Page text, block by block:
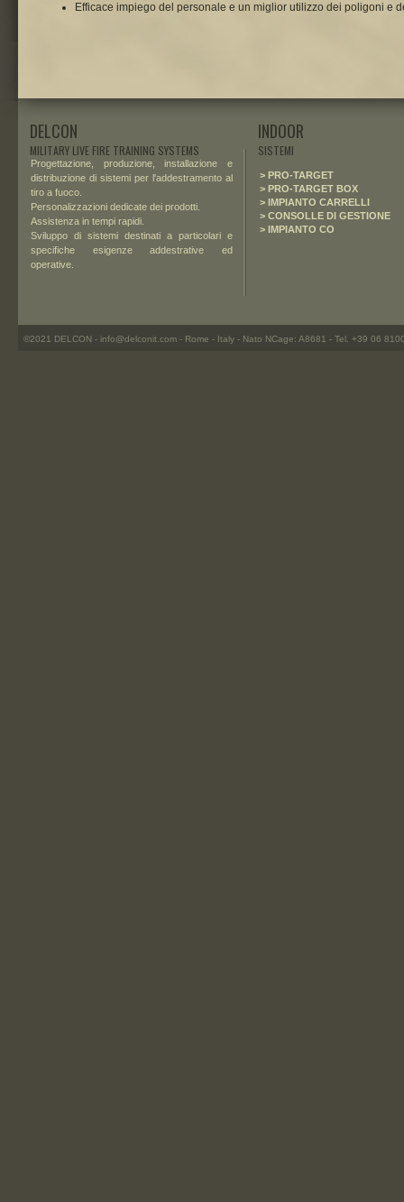
Efficace impiego del personale e un miglior utilizzo dei poligoni e
©2021 DELCON - info@delconit.com - Rome - Italy - Nato NCage: A8681 - Tel. +39 06
Progettazione, produzione, installazione e
distribuzione di sistemi per l'addestramento al
tiro a fuoco.
Personalizzazioni dedicate dei prodotti.
Assistenza in tempi rapidi.
Sviluppo di sistemi destinati a particolari e
specifiche esigenze addestrative ed
operative.
DELCON
MILITARY LIVE FIRE TRAINING SYSTEMS
INDOOR
SISTEMI
> PRO-TARGET
> PRO-TARGET BOX
> IMPIANTO CARRELLI
> CONSOLLE DI GESTIONE
> IMPIANTO CO